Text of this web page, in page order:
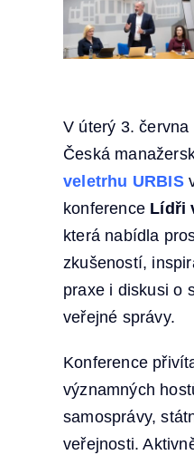
V úterý 3.
Česká
veletrhu URBIS
konference Lídři
která nabídla
zkušeností,
praxe i diskusi o
veřejné správy.
Konference
významných
samosprávy,
veřejnosti.